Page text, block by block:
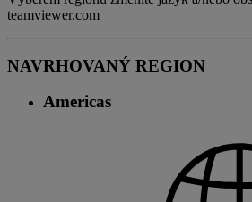
teamviewer.com
NAVRHOVANÝ REGION
Americas